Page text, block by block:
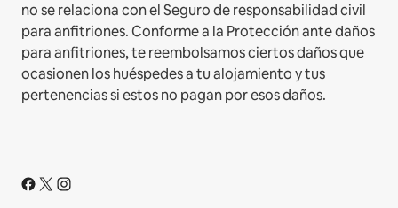
no se relaciona con el Seguro de responsabilidad civil
para anfitriones. Conforme a la Protección ante daños
para anfitriones, te reembolsamos ciertos daños que
ocasionen los huéspedes a tu alojamiento y tus
pertenencias si estos no pagan por esos daños.